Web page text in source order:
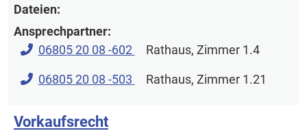
Dateien:
Ansprechpartner:
06805 20 08 -602
Rathaus, Zimmer 1.4
06805 20 08 -503 Rathaus, Zimmer 1.21
Vorkaufsrecht